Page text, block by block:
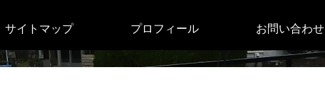
サイトマップ プロフィール お問い合わせ